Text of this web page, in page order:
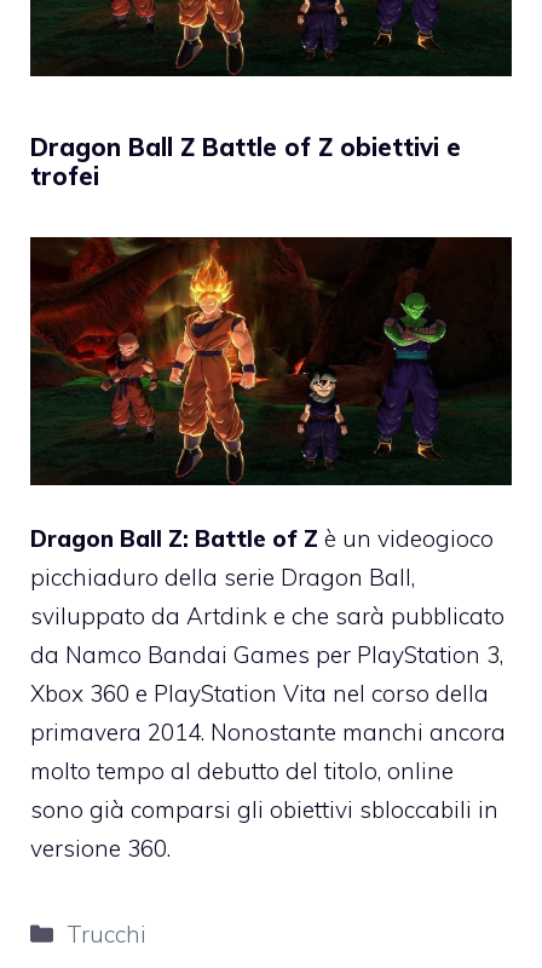
Dragon Ball Z Battle of Z obiettivi e
trofei
Dragon Ball Z: Battle of Z è un videogioco
picchiaduro della serie Dragon Ball,
sviluppato da Artdink e che sarà pubblicato
da Namco Bandai Games per PlayStation 3,
Xbox 360 e PlayStation Vita nel corso della
primavera 2014. Nonostante manchi ancora
molto tempo al debutto del titolo, online
sono già comparsi gli obiettivi sbloccabili in
versione 360.
Categorie
Trucchi